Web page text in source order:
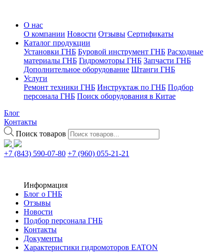
О нас
О компании Новости Отзывы Сертификаты
Каталог продукции
Установки ГНБ Буровой инструмент ГНБ Расходные
материалы ГНБ Гидромоторы ГНБ Запчасти ГНБ
Дополнительное оборудование Штанги ГНБ
Услуги
Ремонт техники ГНБ Инструктаж по ГНБ Подбор
персонала ГНБ Поиск оборудования в Китае
Блог
Контакты
Поиск товаров
+7 (843) 590-07-80 +7 (960) 055-21-21
Информация
Блог о ГНБ
Отзывы
Новости
Подбор персонала ГНБ
Контакты
Документы
Характеристики гидромоторов EATON